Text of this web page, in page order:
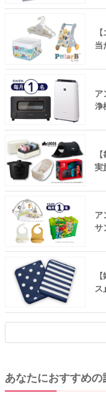
当
ア
浄
実
ア
サ
ス
あなたにおすすめの